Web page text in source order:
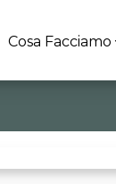
Cosa Facciamo